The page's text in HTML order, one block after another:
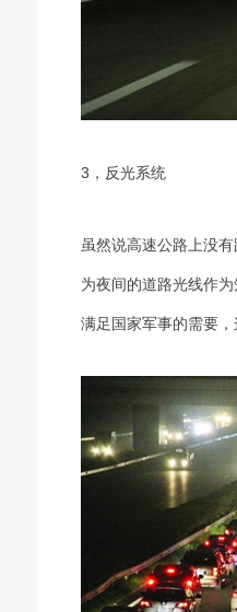
3，反光系统
虽然说高速公路上没
为夜间的道路光线作
满足国家军事的需要